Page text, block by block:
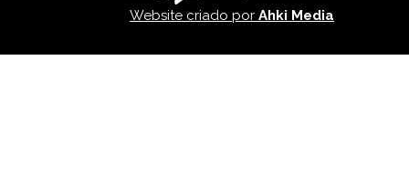
Website criado por Ahki Media